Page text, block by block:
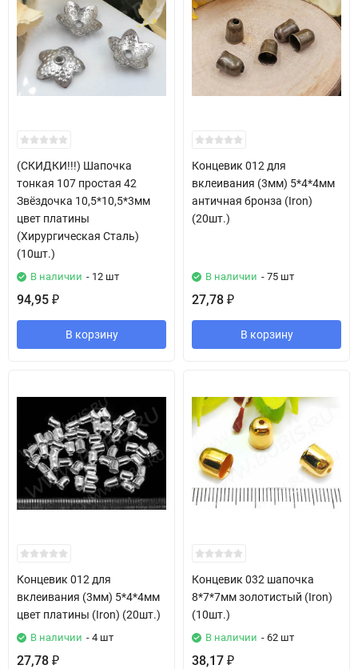
(СКИДКИ!!!) Шапочка
тонкая 107 простая 42
Звёздочка 10,5*10,5*3мм
цвет платины
(Хирургическая Сталь)
(10шт.)
В наличии - 12 шт
94,95 ₽
В корзину
Концевик 012 для
вклеивания (3мм) 5*4*4мм
античная бронза (Iron)
(20шт.)
В наличии - 75 шт
27,78 ₽
В корзину
Концевик 012 для
вклеивания (3мм) 5*4*4мм
цвет платины (Iron) (20шт.)
В наличии - 4 шт
27,78 ₽
Концевик 032 шапочка
8*7*7мм золотистый (Iron)
(10шт.)
В наличии - 62 шт
38,17 ₽